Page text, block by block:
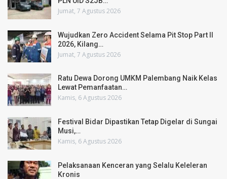
Jumat, 7 Agustus 2026
Wujudkan Zero Accident Selama Pit Stop Part II
2026, Kilang…
Jumat, 7 Agustus 2026
Ratu Dewa Dorong UMKM Palembang Naik Kelas
Lewat Pemanfaatan…
Kamis, 6 Agustus 2026
Festival Bidar Dipastikan Tetap Digelar di Sungai
Musi,…
Kamis, 6 Agustus 2026
Pelaksanaan Kenceran yang Selalu Keleleran
Kronis